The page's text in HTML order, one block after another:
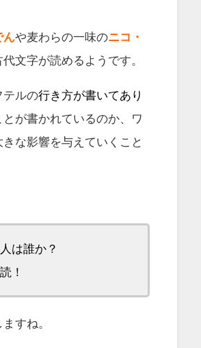
んや麦わらの一味のニコ・
代文字が読めるようです。
テルの行き方が書いてあり
が書かれているのか、ワ
な影響を与えていくこと
は誰か？
！
すね。